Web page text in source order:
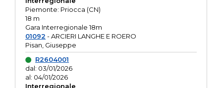
Piemonte: Priocca (CN)
18 m
Gara Interregionale 18m
01092 - ARCIERI LANGHE E ROERO
Pisan, Giuseppe
R2604001
dal: 03/01/2026
al: 04/01/2026
Interregionale